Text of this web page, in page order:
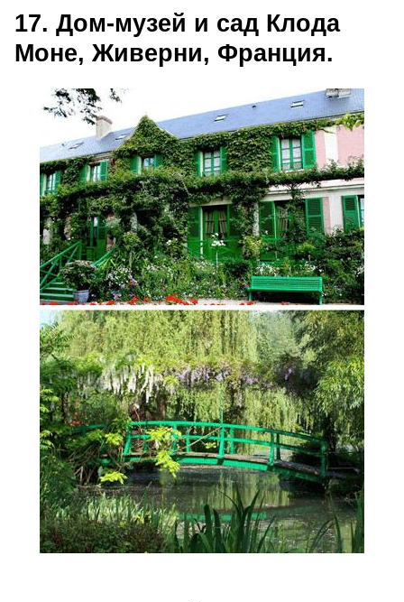
17. Дом-музей и сад Клода
Моне, Живерни, Франция.